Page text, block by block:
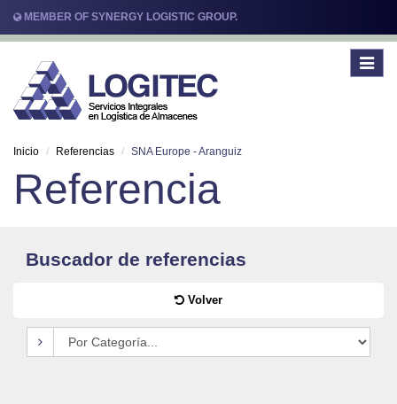
MEMBER OF SYNERGY LOGISTIC GROUP.
Toggle
Inicio Referencias SNA Europe - Aranguiz
Referencia
Buscador de referencias
Volver